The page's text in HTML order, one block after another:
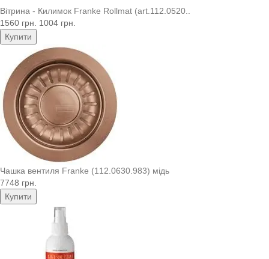
Вітрина - Килимок Franke Rollmat (art.112.0520..
1560 грн.
1004 грн.
Купити
Чашка вентиля Franke (112.0630.983) мідь
7748 грн.
Купити